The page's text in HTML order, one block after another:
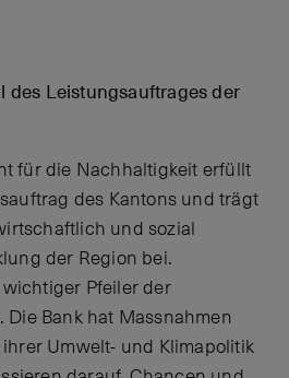
des Leistungsauftrages der
für die Nachhaltigkeit erfüllt
des Kantons und trägt
und sozial
der Region bei.
Pfeiler der
Die Bank hat Massnahmen
Umwelt- und Klimapolitik